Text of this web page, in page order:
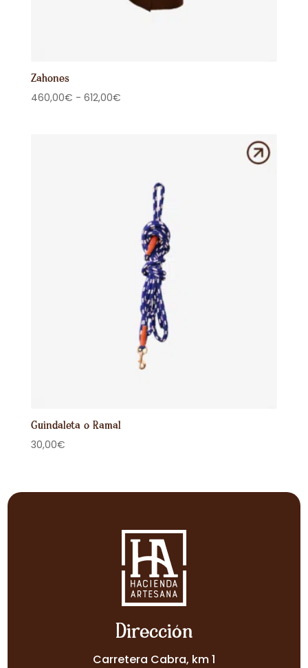
Zahones
460,00€ - 612,00€Rango
612,00€
Guindaleta o Ramal
30,00€
Dirección
Carretera Cabra, km 1